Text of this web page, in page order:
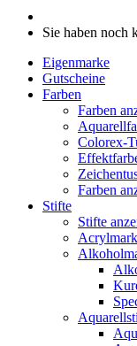
Sie haben noch
Eigenmarke
Gutscheine
Farben
Farben
Colorex-
Farben
Stifte
Stifte